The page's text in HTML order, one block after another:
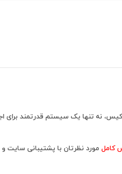
نه تنها یک سیستم قدرتمند برای
کامل مورد نظرتان با پشتیبانی سایت